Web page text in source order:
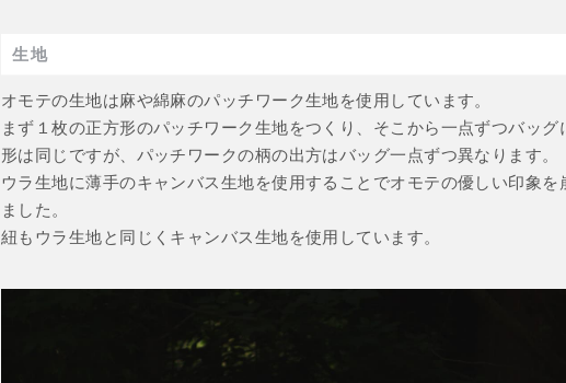
生地
オモテの生地は麻や綿麻のパッチワーク生地を使用しています。
まず１枚の正方形のパッチワーク生地をつくり、そこから一点ずつバッグ
形は同じですが、パッチワークの柄の出方はバッグ一点ずつ異なります。
ウラ生地に薄手のキャンバス生地を使用することでオモテの優しい印象を
ました。
紐もウラ生地と同じくキャンバス生地を使用しています。